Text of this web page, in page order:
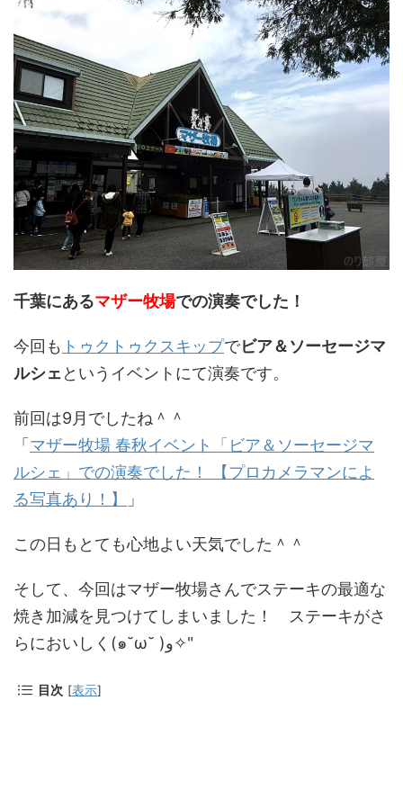
千葉にあるマザー牧場での演奏でした！
今回も トゥクトゥクスキップでビア＆ソーセージマ
ルシェというイベントにて演奏です。
前回は9月でしたね＾＾
「マザー牧場 春秋イベント「ビア＆ソーセージマ
ルシェ」での演奏でした！ 【プロカメラマンによ
る写真あり！】
」
この日もとても心地よい天気でした＾＾
そして、今回はマザー牧場さんでステーキの最適な
焼き加減を見つけてしまいました！ ステーキがさ
らにおいしく(๑˘ω˘ )و✧"
目次 [表示]